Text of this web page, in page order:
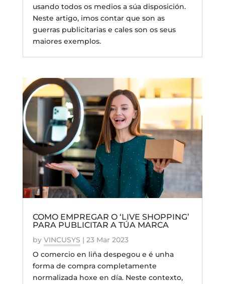
usando todos os medios a súa disposición.
Neste artigo, imos contar que son as
guerras publicitarias e cales son os seus
maiores exemplos.
COMO EMPREGAR O ‘LIVE SHOPPING’
PARA PUBLICITAR A TÚA MARCA
by VINCUSYS | 23 Mar 2023
O comercio en liña despegou e é unha
forma de compra completamente
normalizada hoxe en día. Neste contexto,